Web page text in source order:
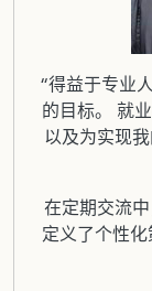
“得益于专业
的目标。 就
以及为实现
在定期交流
定义了个性